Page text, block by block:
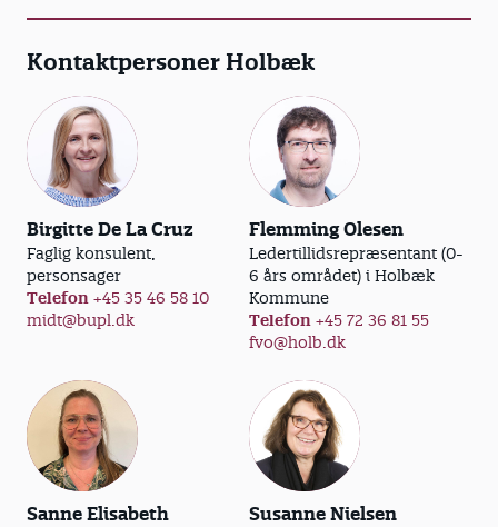
Kontaktpersoner Holbæk
Birgitte De La Cruz
Faglig konsulent,
personsager
Telefon +45 35 46 58 10
midt@bupl.dk
Flemming Olesen
Ledertillidsrepræsentant (0-
6 års området) i Holbæk
Kommune
Telefon +45 72 36 81 55
fvo@holb.dk
Sanne Elisabeth
Susanne Nielsen